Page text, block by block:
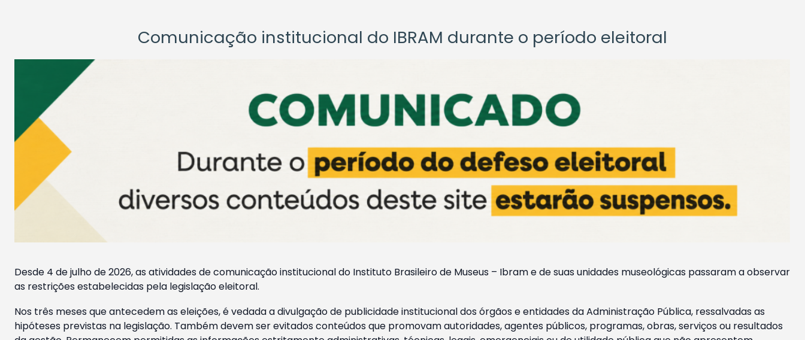
Comunicação institucional do IBRAM durante o período eleitoral
Desde 4 de julho de 2026, as atividades de comunicação institucional do Instituto Brasileiro de Museus – Ibram e de suas unidades museológicas passaram a observar
as restrições estabelecidas pela legislação eleitoral.
Nos três meses que antecedem as eleições, é vedada a divulgação de publicidade institucional dos órgãos e entidades da Administração Pública, ressalvadas as
hipóteses previstas na legislação. Também devem ser evitados conteúdos que promovam autoridades, agentes públicos, programas, obras, serviços ou resultados